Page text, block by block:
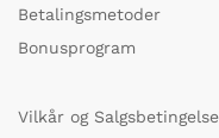
Betalingsmetoder
Bonusprogram
Vilkår og